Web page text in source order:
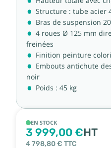
Structure : tube acier
Bras de suspension
4 roues Ø 125 mm
freinées
Finition peinture
Embouts antichute
noir
Poids : 45 kg
EN STOCK
3 999,00 €HT
4 798,80 € TTC